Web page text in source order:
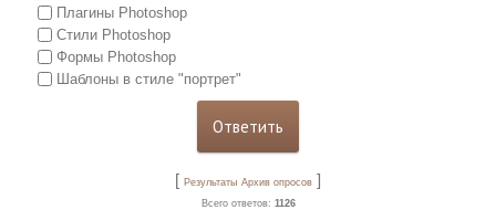
Плагины Photoshop
Стили Photoshop
Формы Photoshop
Шаблоны в стиле "портрет"
[ Результаты Архив опросов ]
Всего ответов: 1126